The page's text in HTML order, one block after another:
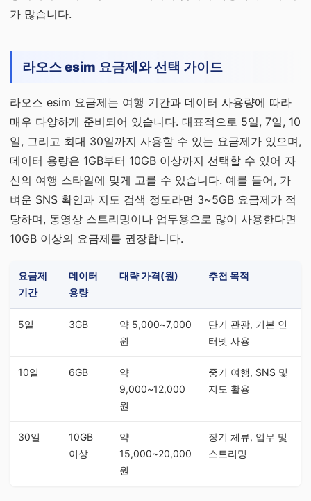
가 많습니다.
라오스 esim 요금제와 선택 가이드
라오스 esim 요금제는 여행 기간과 데이터 사용량에 따라
매우 다양하게 준비되어 있습니다. 대표적으로 5일, 7일, 10
일, 그리고 최대 30일까지 사용할 수 있는 요금제가 있으며,
데이터 용량은 1GB부터 10GB 이상까지 선택할 수 있어 자
신의 여행 스타일에 맞게 고를 수 있습니다. 예를 들어, 가
벼운 SNS 확인과 지도 검색 정도라면 3~5GB 요금제가 적
당하며, 동영상 스트리밍이나 업무용으로 많이 사용한다면
10GB 이상의 요금제를 권장합니다.
요금제
기간
데이터
용량
대략 가격(원) 추천 목적
5일 3GB
약 5,000~7,000
원
단기 관광, 기본 인
터넷 사용
10일 6GB
약
9,000~12,000
원
중기 여행, SNS 및
지도 활용
30일
10GB
이상
약
15,000~20,000
원
장기 체류, 업무 및
스트리밍